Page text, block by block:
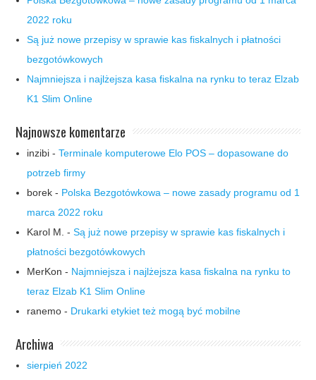
2022 roku
Są już nowe przepisy w sprawie kas fiskalnych i płatności
bezgotówkowych
Najmniejsza i najlżejsza kasa fiskalna na rynku to teraz Elzab
K1 Slim Online
Najnowsze komentarze
inzibi -Terminale komputerowe Elo POS – dopasowane do
potrzeb firmy
borek - Polska Bezgotówkowa – nowe zasady programu od 1
marca 2022 roku
Karol M. -Są już nowe przepisy w sprawie kas fiskalnych i
płatności bezgotówkowych
MerKon - Najmniejsza i najlżejsza kasa fiskalna na rynku to
teraz Elzab K1 Slim Online
ranemo - Drukarki etykiet też mogą być mobilne
Archiwa
sierpień 2022